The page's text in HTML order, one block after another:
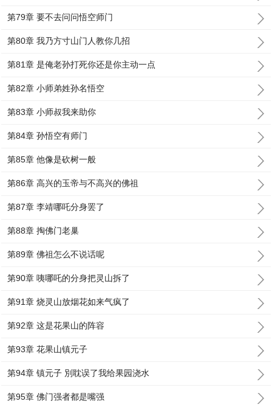
第79章 要不去问问悟空师门
第80章 我乃方寸山门人教你几招
第81章 是俺老孙打死你还是你主动一点
第82章 小师弟姓孙名悟空
第83章 小师叔我来助你
第84章 孙悟空有师门
第85章 他像是砍树一般
第86章 高兴的玉帝与不高兴的佛祖
第87章 李靖哪吒分身罢了
第88章 掏佛门老巢
第89章 佛祖怎么不说话呢
第90章 咦哪吒的分身把灵山拆了
第91章 烧灵山放烟花如来气疯了
第92章 这是花果山的阵容
第93章 花果山镇元子
第94章 镇元子 別耽误了我给果园浇水
第95章 佛门强者都是嘴强